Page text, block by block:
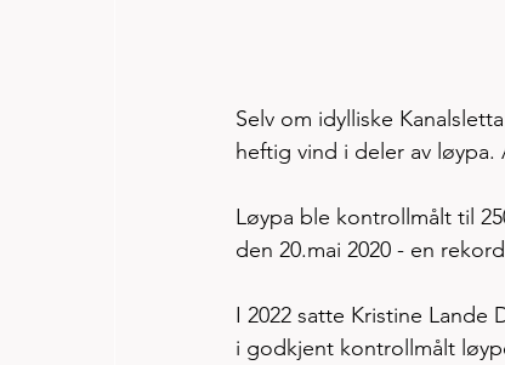
Selv om idylliske
heftig vind i deler av
Løypa ble kontrollmålt til
den 20.mai 2020 - en
I 2022 satte Kristine
i godkjent kontrollmålt